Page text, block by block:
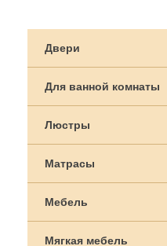
по
записям
Двери
Для ванной комнаты
Люстры
Матрасы
Мебель
Мягкая мебель